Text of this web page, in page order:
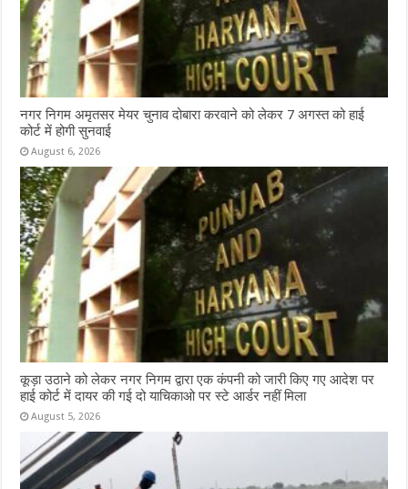
नगर निगम अमृतसर मेयर चुनाव दोबारा करवाने को लेकर 7 अगस्त को हाई
कोर्ट में होगी सुनवाई
August 6, 2026
कूड़ा उठाने को लेकर नगर निगम द्वारा एक कंपनी को जारी किए गए आदेश पर
हाई कोर्ट में दायर की गई दो याचिकाओ पर स्टे आर्डर नहीं मिला
August 5, 2026